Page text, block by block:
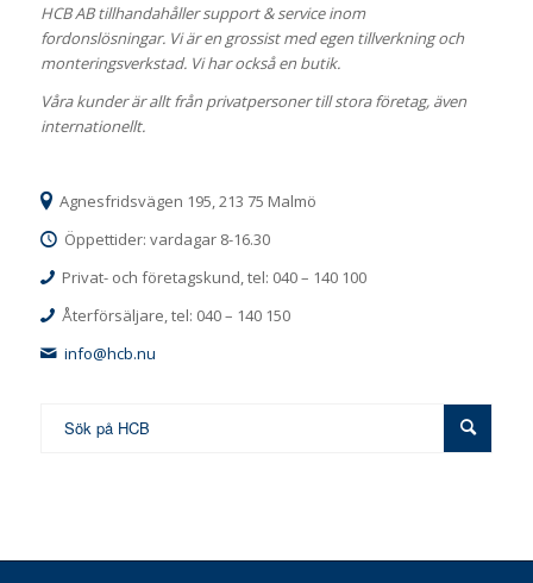
HCB AB tillhandahåller support & service inom
fordonslösningar. Vi är en grossist med egen tillverkning och
monteringsverkstad. Vi har också en butik.
Våra kunder är allt från privatpersoner till stora företag, även
internationellt.
Agnesfridsvägen 195, 213 75 Malmö
Öppettider: vardagar 8-16.30
Privat- och företagskund, tel: 040 – 140 100
Återförsäljare, tel: 040 – 140 150
info@hcb.nu